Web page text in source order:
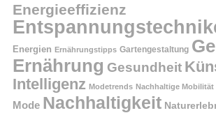
Energieeffizienz
Energien Ernährungstipps Gartengestaltung
Ernährung Gesundheit
Intelligenz Modetrends Nachhaltige Mobilität
Mode Nachhaltigkeit